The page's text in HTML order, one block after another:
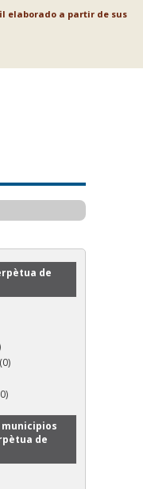
elaborado a partir de sus
de
de